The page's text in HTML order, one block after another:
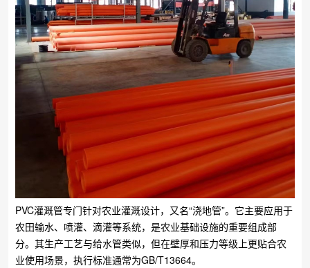
PVC灌溉管专门针对农业灌溉设计，又名“浇地管”。它主要应用于
农田输水、喷灌、滴灌等系统，是农业基础设施的重要组成部
分。其生产工艺与给水管类似，但在壁厚和压力等级上更贴合农
业使用场景，执行标准通常为GB/T13664。